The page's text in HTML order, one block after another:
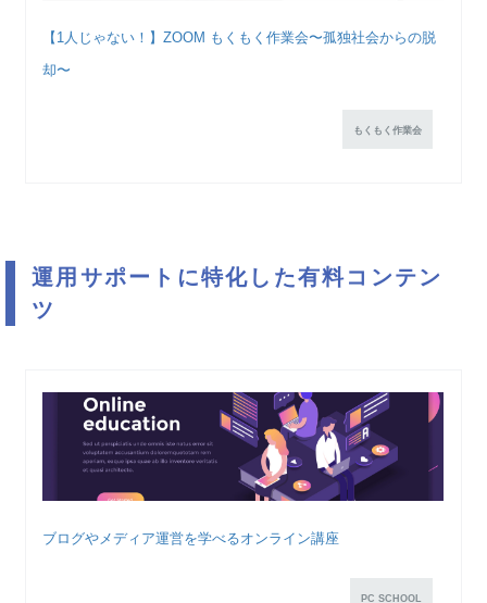
【1人じゃない！】ZOOM もくもく作業会〜孤独社会からの脱
却〜
もくもく作業会
運用サポートに特化した有料コンテン
ツ
ブログやメディア運営を学べるオンライン講座
PC SCHOOL